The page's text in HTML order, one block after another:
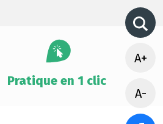
Pratique en 1 clic
A+
A-